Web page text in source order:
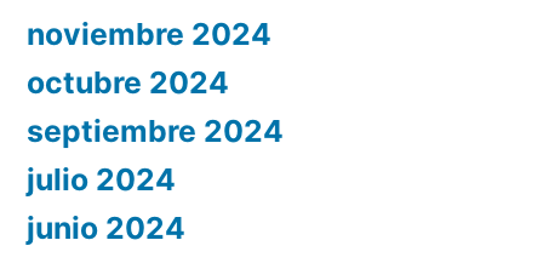
noviembre 2024
octubre 2024
septiembre 2024
julio 2024
junio 2024